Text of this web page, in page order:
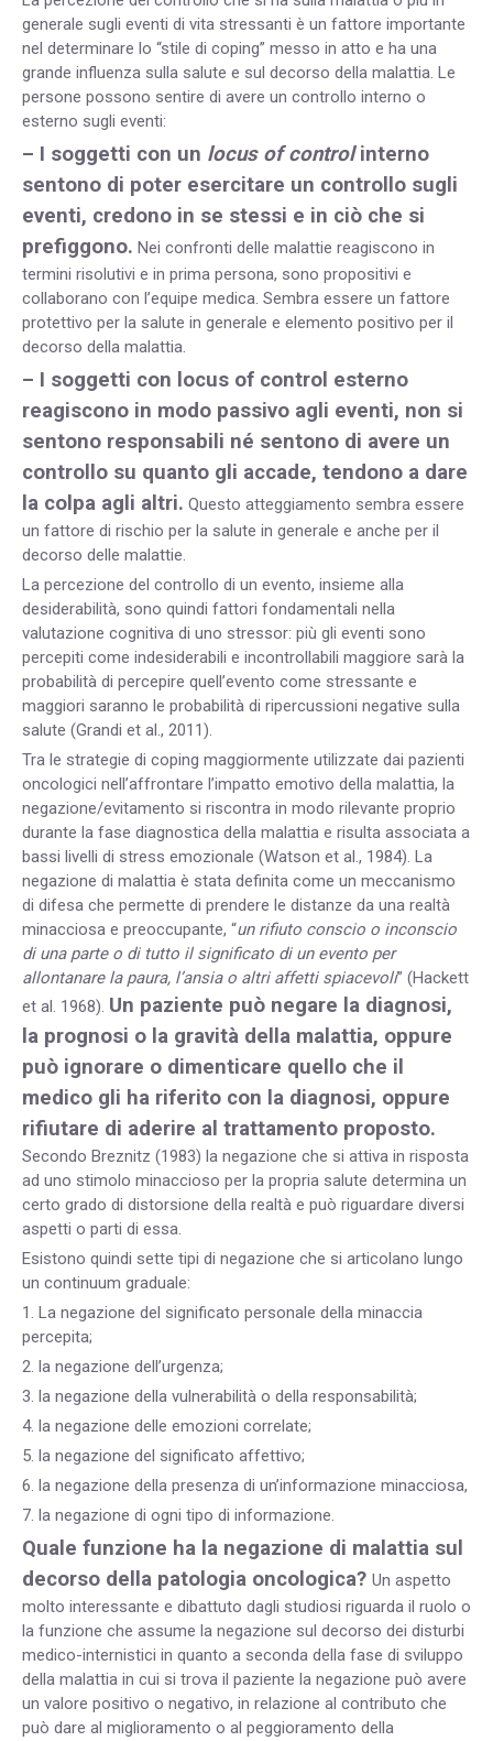
generale sugli eventi di vita stressanti è un fattore importante
nel determinare lo “stile di coping” messo in atto e ha una
grande influenza sulla salute e sul decorso della malattia. Le
persone possono sentire di avere un controllo interno o
esterno sugli eventi:
– I soggetti con un locus of controlinterno
sentono di poter esercitare un controllo sugli
eventi, credono in se stessi e in ciò che si
prefiggono. Nei confronti delle malattie reagiscono in
termini risolutivi e in prima persona, sono propositivi e
collaborano con l’equipe medica. Sembra essere un fattore
protettivo per la salute in generale e elemento positivo per il
decorso della malattia.
– I soggetti con locus of control esterno
reagiscono in modo passivo agli eventi, non si
sentono responsabili né sentono di avere un
controllo su quanto gli accade, tendono a dare
la colpa agli altri. Questo atteggiamento sembra essere
un fattore di rischio per la salute in generale e anche per il
decorso delle malattie.
La percezione del controllo di un evento, insieme alla
desiderabilità, sono quindi fattori fondamentali nella
valutazione cognitiva di uno stressor: più gli eventi sono
percepiti come indesiderabili e incontrollabili maggiore sarà la
probabilità di percepire quell’evento come stressante e
maggiori saranno le probabilità di ripercussioni negative sulla
salute (Grandi et al., 2011).
Tra le strategie di coping maggiormente utilizzate dai pazienti
oncologici nell’affrontare l’impatto emotivo della malattia, la
negazione/evitamento si riscontra in modo rilevante proprio
durante la fase diagnostica della malattia e risulta associata a
bassi livelli di stress emozionale (Watson et al., 1984). La
negazione di malattia è stata definita come un meccanismo
di difesa che permette di prendere le distanze da una realtà
minacciosa e preoccupante, “un rifiuto conscio o inconscio
di una parte o di tutto il significato di un evento per
allontanare la paura, l’ansia o altri affetti spiacevoli” (Hackett
et al. 1968). Un paziente può negare la diagnosi,
la prognosi o la gravità della malattia, oppure
può ignorare o dimenticare quello che il
medico gli ha riferito con la diagnosi, oppure
rifiutare di aderire al trattamento proposto.
Secondo Breznitz (1983) la negazione che si attiva in risposta
ad uno stimolo minaccioso per la propria salute determina un
certo grado di distorsione della realtà e può riguardare diversi
aspetti o parti di essa.
Esistono quindi sette tipi di negazione che si articolano lungo
un continuum graduale:
1. La negazione del significato personale della minaccia
percepita;
2. la negazione dell’urgenza;
3. la negazione della vulnerabilità o della responsabilità;
4. la negazione delle emozioni correlate;
5. la negazione del significato affettivo;
6. la negazione della presenza di un’informazione minacciosa,
7. la negazione di ogni tipo di informazione.
Quale funzione ha la negazione di malattia sul
decorso della patologia oncologica? Un aspetto
molto interessante e dibattuto dagli studiosi riguarda il ruolo o
la funzione che assume la negazione sul decorso dei disturbi
medico-internistici in quanto a seconda della fase di sviluppo
della malattia in cui si trova il paziente la negazione può avere
un valore positivo o negativo, in relazione al contributo che
può dare al miglioramento o al peggioramento della